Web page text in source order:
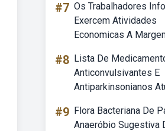
#7 Os Trabalhadores
Exercem Atividades
Economicas A
#8 Lista De
Anticonvulsivantes E
Antiparkinsonianos
#9 Flora Bacteriana De
Anaeróbio Sugestiva